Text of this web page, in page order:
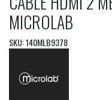
MICROLAB
SKU: 140MLB9378